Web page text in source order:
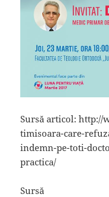
Sursă articol: http://
timisoara-care-
indemn-pe-toti-
practica/
Sursă